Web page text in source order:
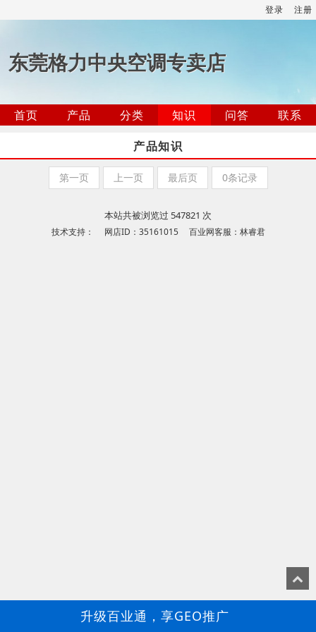
登录 注册
东莞格力中央空调专卖店
首页 产品 分类 知识 问答
联系
产品知识
第一页 上一页 最后页 0条记录
本站共被浏览过 547821 次
技术支持： 网店ID：35161015 百业网客服：林睿君
升级百业通，享GEO推广